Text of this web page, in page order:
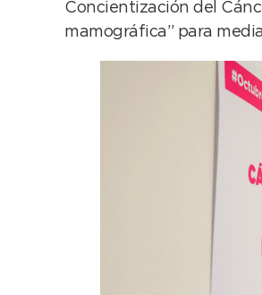
Concientización del
mamográfica” para